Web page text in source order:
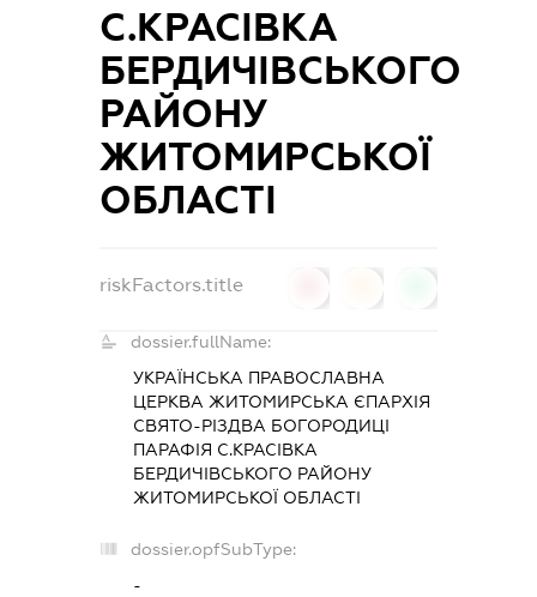
С.КРАСІВКА
БЕРДИЧІВСЬКОГО
РАЙОНУ
ЖИТОМИРСЬКОЇ
ОБЛАСТІ
riskFactors.title
dossier.fullName:
УКРАЇНСЬКА ПРАВОСЛАВНА
ЦЕРКВА ЖИТОМИРСЬКА ЄПАРХІЯ
СВЯТО-РІЗДВА БОГОРОДИЦІ
ПАРАФІЯ С.КРАСІВКА
БЕРДИЧІВСЬКОГО РАЙОНУ
ЖИТОМИРСЬКОЇ ОБЛАСТІ
dossier.opfSubType:
-